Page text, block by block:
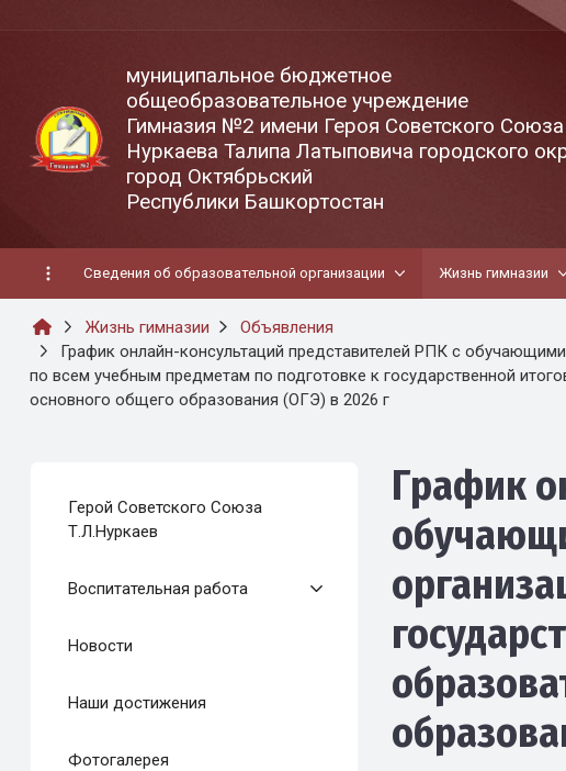
муниципальное бюджетное
общеобразовательное учреждение
Гимназия №2 имени Героя Советского Союза
Нуркаева Талипа Латыповича городского
город Октябрьский
Республики Башкортостан
Сведения об образовательной организации Жизнь гимназии
Жизнь гимназии
Объявления
График онлайн-консультаций представителей РПК с
по всем учебным предметам по подготовке к государственной
основного общего образования (ОГЭ) в 2026 г
Герой Советского Союза
Т.Л.Нуркаев
Воспитательная работа
Новости
Наши достижения
Фотогалерея
График